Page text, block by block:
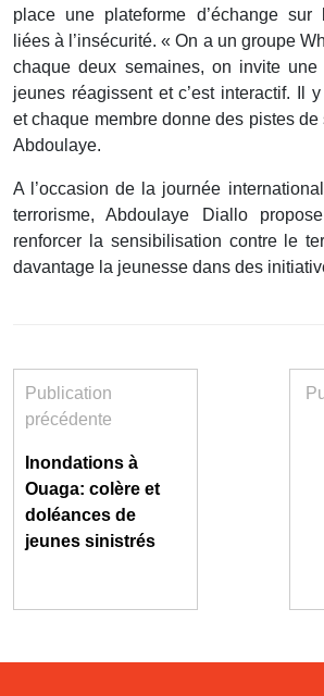
place une plateforme d’échange sur
liées à l’insécurité. « On a un groupe
chaque deux semaines, on invite
jeunes réagissent et c’est interactif. Il
et chaque membre donne des pistes
Abdoulaye.
A l’occasion de la journée
terrorisme, Abdoulaye Diallo
renforcer la sensibilisation contre le
davantage la jeunesse dans des
Publication
précédente
Inondations à
Ouaga: colère et
doléances de
jeunes sinistrés